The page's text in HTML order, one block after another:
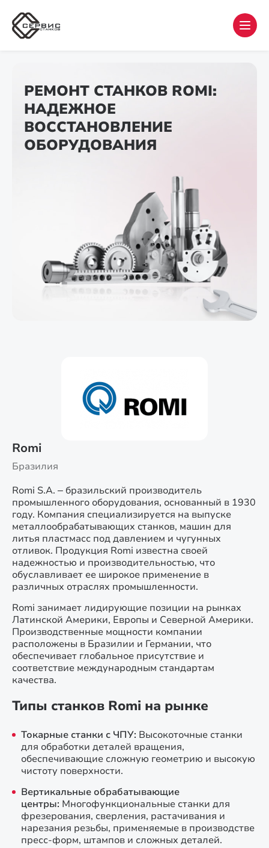
РЕМОНТ СТАНКОВ ROMI:
НАДЕЖНОЕ
ВОССТАНОВЛЕНИЕ
ОБОРУДОВАНИЯ
Romi
Бразилия
Romi S.A. – бразильский производитель
промышленного оборудования, основанный в 1930
году. Компания специализируется на выпуске
металлообрабатывающих станков, машин для
литья пластмасс под давлением и чугунных
отливок. Продукция Romi известна своей
надежностью и производительностью, что
обуславливает ее широкое применение в
различных отраслях промышленности.
Romi занимает лидирующие позиции на рынках
Латинской Америки, Европы и Северной Америки.
Производственные мощности компании
расположены в Бразилии и Германии, что
обеспечивает глобальное присутствие и
соответствие международным стандартам
качества.
Типы станков Romi на рынке
Токарные станки с ЧПУ: Высокоточные станки
для обработки деталей вращения,
обеспечивающие сложную геометрию и высокую
чистоту поверхности.
Вертикальные обрабатывающие
центры: Многофункциональные станки для
фрезерования, сверления, растачивания и
нарезания резьбы, применяемые в производстве
пресс-форм, штампов и сложных деталей.